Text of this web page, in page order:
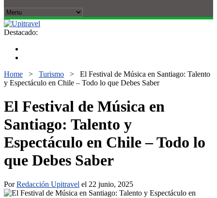
Destacado:
Home > Turismo > El Festival de Música en Santiago: Talento
y Espectáculo en Chile – Todo lo que Debes Saber
El Festival de Música en
Santiago: Talento y
Espectáculo en Chile – Todo lo
que Debes Saber
PorRedacción Upitravel el 22 junio, 2025